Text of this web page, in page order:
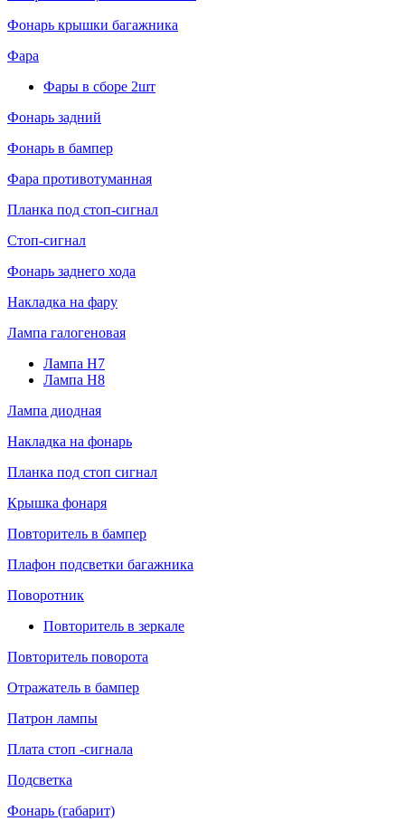
Фонарь крышки багажника
Фара
Фары в сборе 2шт
Фонарь задний
Фонарь в бампер
Фара противотуманная
Планка под стоп-сигнал
Стоп-сигнал
Фонарь заднего хода
Накладка на фару
Лампа галогеновая
Лампа H7
Лампа H8
Лампа диодная
Накладка на фонарь
Планка под стоп сигнал
Крышка фонаря
Повторитель в бампер
Плафон подсветки багажника
Поворотник
Повторитель в зеркале
Повторитель поворота
Отражатель в бампер
Патрон лампы
Плата стоп -сигнала
Подсветка
Фонарь (габарит)